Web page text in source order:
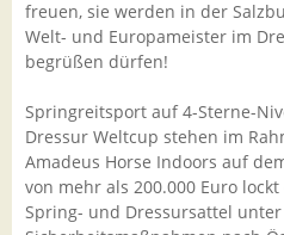
freuen, sie werden in der
Welt- und Europameister im
begrüßen dürfen!
Springreitsport auf 4-Sterne-
Dressur Weltcup stehen im
Amadeus Horse Indoors auf
von mehr als 200.000 Euro
Spring- und Dressursattel